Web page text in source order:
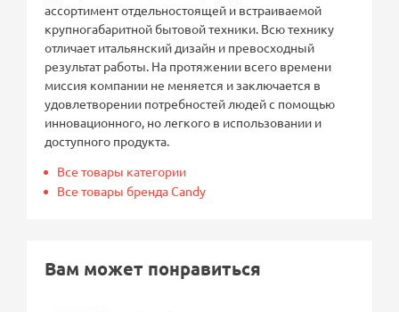
ассортимент отдельностоящей и встраиваемой
крупногабаритной бытовой техники. Всю технику
отличает итальянский дизайн и превосходный
результат работы. На протяжении всего времени
миссия компании не меняется и заключается в
удовлетворении потребностей людей с помощью
инновационного, но легкого в использовании и
доступного продукта.
Все товары категории
Все товары бренда Candy
Вам может понравиться